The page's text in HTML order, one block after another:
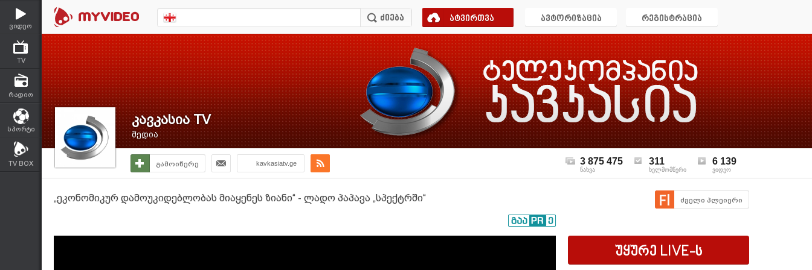
ვიდეო
TV
რადიო
სპორტი
TV BOX
ატვირთვა ავტორიზაცია რეგისტრაცია
კავკასია TV
მედია
გამოიწერე kavkasiatv.ge 3 875 475
ნახვა
311
ხელმომწერი
6 139
ვიდეო
„ეკონომიკურ დამოუკიდებლობას მიაყენეს ზიანი“ - ლადო პაპავა „სპექტრში“ ძველი პლეიერი
უყურე LIVE-ს